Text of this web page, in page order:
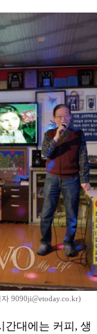
9090ji@etoday.co.kr)
간대에는 커피, 생